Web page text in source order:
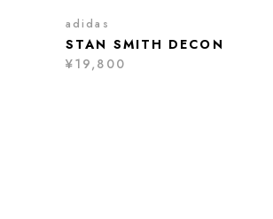
adidas
STAN SMITH DECON
¥19,800